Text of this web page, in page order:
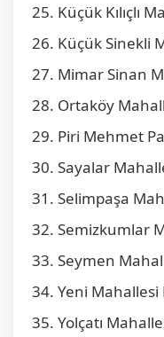
Küçük Kılıçlı
Küçük Sinekli
Mimar Sinan
Ortaköy
Piri Mehmet
Sayalar
Selimpaşa
Semizkumlar
Seymen
Yeni Mahallesi
Yolçatı